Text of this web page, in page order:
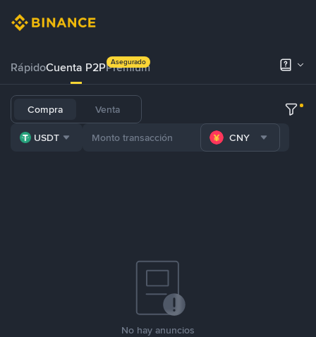
RápidoCuenta P2PPrémium
Asegurado
Compra Venta
USDT CNY
No hay anuncios